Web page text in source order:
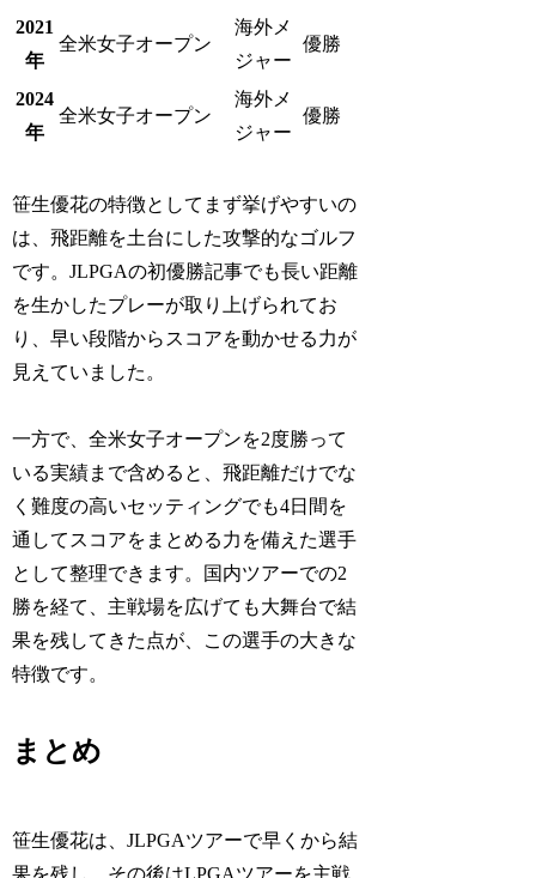
2021
年
全米女子オープン
海外メ
ジャー
優勝
2024
年
全米女子オープン
海外メ
ジャー
優勝
笹生優花の特徴としてまず挙げやすいの
は、飛距離を土台にした攻撃的なゴルフ
です。JLPGAの初優勝記事でも長い距離
を生かしたプレーが取り上げられてお
り、早い段階からスコアを動かせる力が
見えていました。
一方で、全米女子オープンを2度勝って
いる実績まで含めると、飛距離だけでな
く難度の高いセッティングでも4日間を
通してスコアをまとめる力を備えた選手
として整理できます。国内ツアーでの2
勝を経て、主戦場を広げても大舞台で結
果を残してきた点が、この選手の大きな
特徴です。
まとめ
笹生優花は、JLPGAツアーで早くから結
果を残し、その後はLPGAツアーを主戦